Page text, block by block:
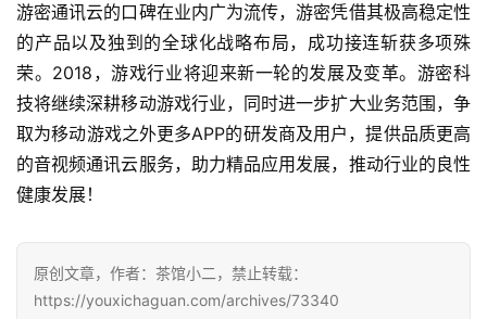
7
月
3
0
日
茶
对
游密通讯云的口碑在业内广为流传，游密凭借其极高稳定性
的产品以及独到的全球化战略布局，成功接连斩获多项殊
荣。2018，游戏行业将迎来新一轮的发展及变革。游密科
技将继续深耕移动游戏行业，同时进一步扩大业务范围，争
取为移动游戏之外更多APP的研发商及用户，提供品质更高
的音视频通讯云服务，助力精品应用发展，推动行业的良性
健康发展！
原创文章，作者：茶馆小二，禁止转载：
https://youxichaguan.com/archives/73340